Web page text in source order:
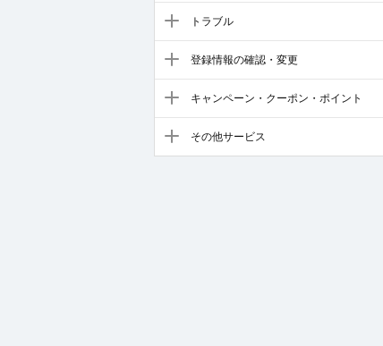
トラブル
登録情報の確認・変更
キャンペーン・クーポン・ポイント
その他サービス